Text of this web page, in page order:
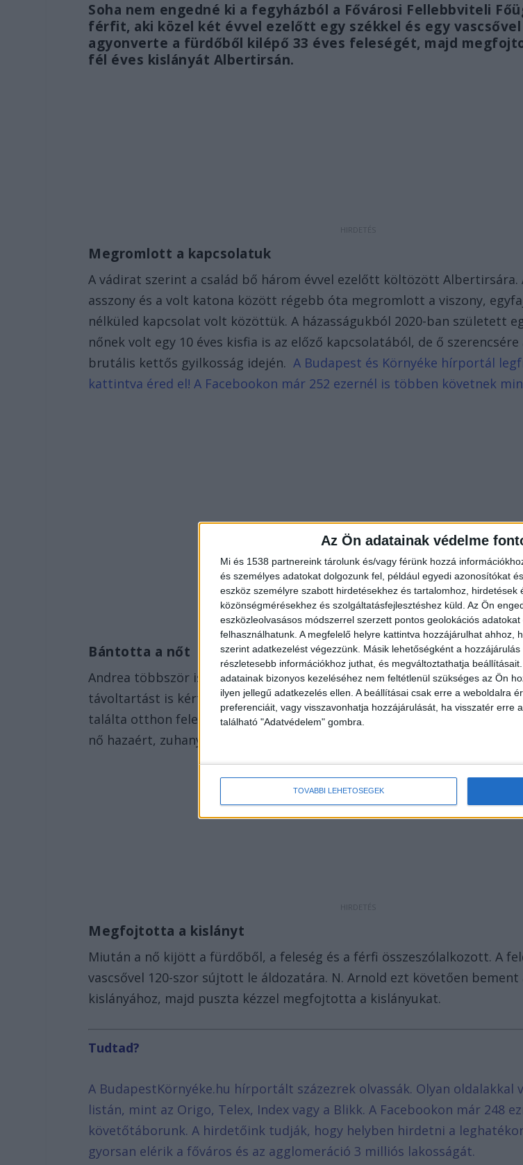
Az Ön adatainak védelme
Mi és 1538 partnereink tárolunk és/vagy férünk hozzá
és személyes adatokat dolgozunk fel, például egyedi azonosítókat
eszköz személyre szabott hirdetésekhez és tartalomhoz, hirdetések
közönségmérésekhez és szolgáltatásfejlesztéshez küld. Az Ön
eszközleolvasásos módszerrel szerzett pontos geolokációs
felhasználhatunk. A megfelelő helyre kattintva hozzájárulhat ahhoz,
szerint adatkezelést végezzünk. Másik lehetőségként a
részletesebb információkhoz juthat, és megváltoztathatja beállításait.
adatainak bizonyos kezeléséhez nem feltétlenül szükséges az Ön
ilyen jellegű adatkezelés ellen. A beállításai csak erre a weboldalra
preferenciáit, vagy visszavonhatja hozzájárulását, ha visszatér erre
található "Adatvédelem" gombra.
TOVÁBBI LEHETŐSÉGEK
Soha nem engedné ki a fegyházból a Fővárosi Fellebbviteli
férfit, aki közel két évvel ezelőtt egy székkel és egy
agyonverte a fürdőből kilépő 33 éves feleségét, majd
fél éves kislányát Albertirsán.
Megromlott a kapcsolatuk
A vádirat szerint a család bő három évvel ezelőtt költözött Albertirsára.
asszony és a volt katona között régebb óta megromlott a viszony,
nélküled kapcsolat volt közöttük. A házasságukból 2020-ban született
nőnek volt egy 10 éves kisfia is az előző kapcsolatából, de ő
brutális kettős gyilkosság idején.A Budapest és Környéke hírportál
kattintva éred el! A Facebookon már 252 ezernél is többen követnek
Bántotta a nőt
Andrea többször is panaszkodott az egyik szomszédjának arról, hogy
távoltartást is kért ellene, amit a bíróság el is rendelt. Az ominózus
találta otthon feleségét és kislányukat sem, s telefonon sem érte el az
nő hazaért, zuhanyozni ment a kislányával.
Megfojtotta a kislányt
Miután a nő kijött a fürdőből, a feleség és a férfi összeszólalkozott. A
vascsővel 120-szor sújtott le áldozatára. N. Arnold ezt követően
kislányához, majd puszta kézzel megfojtotta a kislányukat.
Tudtad?
A BudapestKörnyéke.hu hírportált százezrek olvassák. Olyan oldalakkal
listán, mint az Origo, Telex, Index vagy a Blikk. A Facebookon már 248
követőtáborunk. A hirdetőink tudják, hogy helyben hirdetni a
gyorsan elérik a főváros és az agglomeráció 3 milliós lakosságát.